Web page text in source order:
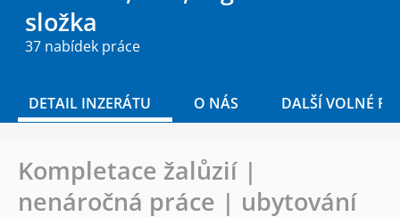
složka
37 nabídek práce
DETAIL INZERÁTU O NÁS DALŠÍ VOLNÉ
Kompletace žalůzií |
nenáročná práce | ubytování